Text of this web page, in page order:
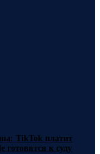
TikTok платит
готовятся к суду